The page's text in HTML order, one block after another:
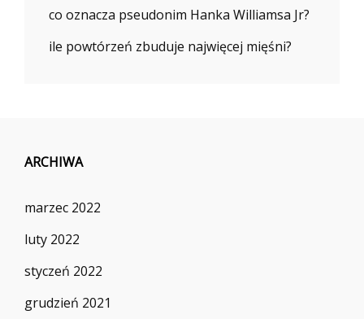
co oznacza pseudonim Hanka Williamsa Jr?
ile powtórzeń zbuduje najwięcej mięśni?
ARCHIWA
marzec 2022
luty 2022
styczeń 2022
grudzień 2021